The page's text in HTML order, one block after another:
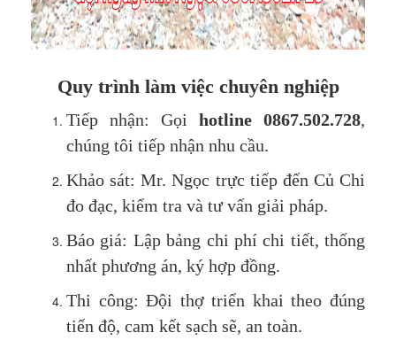
Quy trình làm việc chuyên nghiệp
Tiếp nhận: Gọi hotline 0867.502.728,
chúng tôi tiếp nhận nhu cầu.
Khảo sát: Mr. Ngọc trực tiếp đến Củ Chi
đo đạc, kiểm tra và tư vấn giải pháp.
Báo giá: Lập bảng chi phí chi tiết, thống
nhất phương án, ký hợp đồng.
Thi công: Đội thợ triển khai theo đúng
tiến độ, cam kết sạch sẽ, an toàn.